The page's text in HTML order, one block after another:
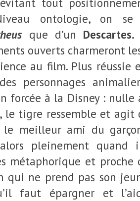
ontologie, on
que d’un Descartes.
ouverts charmeront
au film. Plus
personnages
forcée à la Disney :
le tigre ressemble et agit
le meilleur ami du
pleinement quand
métaphorique et proche
qui ne prend pas son
faut épargner et